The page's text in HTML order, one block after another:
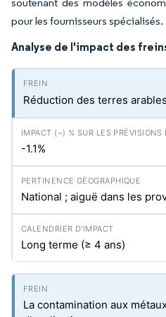
soutenant des modèles
pour les fournisseurs spécialisés.
Analyse de l'impact des
Réduction des terres
-1.1%
National ; aiguë dans les
Long terme (≥ 4 ans)
La contamination aux